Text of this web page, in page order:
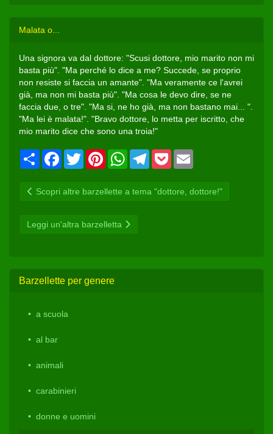
Malata o...
Una signora va dal dottore: "Scusi dottore, mio marito non mi
basta più". "Ma perché lo dice a me? Succede, se proprio
non resiste si faccia un amante". "Ma veramente ce l'avrei
già, ma non mi basta più". "Ma cosa le devo dire, se ne
faccia due, o tre". "Ma si, ne ho già, ma non bastano mai... ".
"Ma lei è malata!". "Bravo dottore, lo metta per iscritto, che
mio marito dice che sono una troia!"
CondividiFacebook
Twitter PinterestWhatsAppTelegram
Pocket
Scopri altre barzellette a tema "dottore, dottore!"
Leggi un'altra barzelletta
Barzellette per genere
a scuola
al bar
animali
carabinieri
donne e uomini